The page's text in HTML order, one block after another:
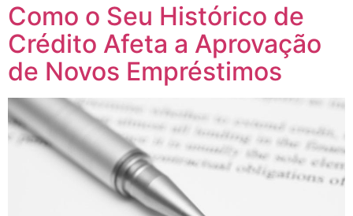
Como o Seu Histórico de
Crédito Afeta a Aprovação
de Novos Empréstimos